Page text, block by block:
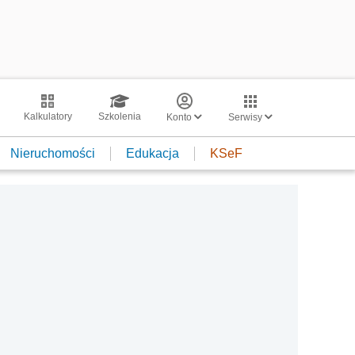
Kalkulatory Szkolenia Konto Serwisy
Nieruchomości Edukacja KSeF